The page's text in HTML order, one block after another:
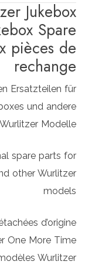
Jukebox
Spare
pièces de
rechange
Ersatzteilen für
und andere
Wurlitzer Modelle
spare parts for
other Wurlitzer
models
d’origine
One More Time
Wurlitzer